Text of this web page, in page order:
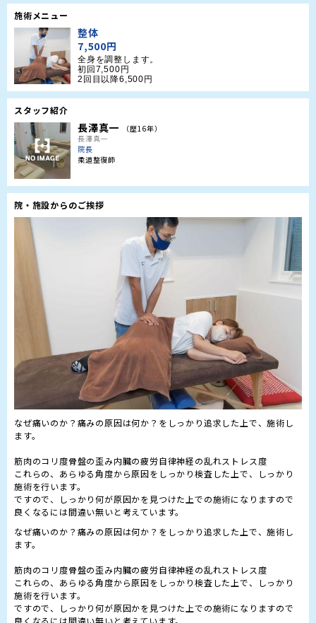
施術メニュー
整体
7,500円
全身を調整します。
初回7,500円
2回目以降6,500円
スタッフ紹介
長澤真一
（歴16年）
長澤真一
院長
柔道整復師
院・施設からのご挨拶
なぜ痛いのか？痛みの原因は何か？をしっかり追求した上で、施術し
ます。
筋肉のコリ度骨盤の歪み内臓の疲労自律神経の乱れストレス度
これらの、あらゆる角度から原因をしっかり検査した上で、しっかり
施術を行います。
ですので、しっかり何が原因かを見つけた上での施術になりますので
良くなるには間違い無いと考えています。
なぜ痛いのか？痛みの原因は何か？をしっかり追求した上で、施術し
ます。
筋肉のコリ度骨盤の歪み内臓の疲労自律神経の乱れストレス度
これらの、あらゆる角度から原因をしっかり検査した上で、しっかり
施術を行います。
ですので、しっかり何が原因かを見つけた上での施術になりますので
良くなるには間違い無いと考えています。